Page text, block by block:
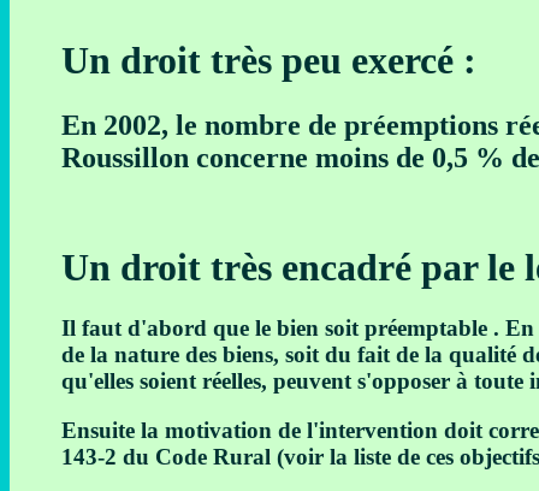
Un droit très peu exercé :
En 2002, le nombre de préemptions
Roussillon concerne moins de 0,5 %
Un droit très encadré par le
Il faut d'abord que le bien soit préemptable . En
de la nature des biens, soit du fait de la qualité
qu'elles soient réelles, peuvent s'opposer à
Ensuite la motivation de l'intervention doit
143-2 du Code Rural (voir la liste de ces